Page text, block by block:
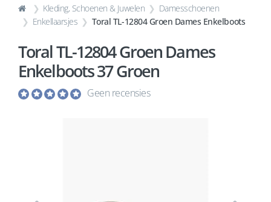
Kleding, Schoenen & Juwelen
Damesschoenen
Enkellaarsjes
Toral TL-12804 Groen Dames Enkelboots
Toral TL-12804 Groen Dames
Enkelboots 37 Groen
Geen recensies